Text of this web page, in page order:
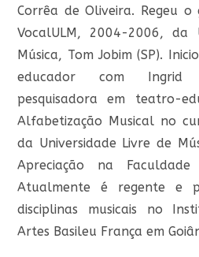
Corrêa de Oliveira. Regeu
VocalULM, 2004-2006, da
Música, Tom Jobim (SP).
educador com Ingrid
pesquisadora em teatro-
Alfabetização Musical no
da Universidade Livre de
Apreciação na Faculdade
Atualmente é regente e
disciplinas musicais no
Artes Basileu França em